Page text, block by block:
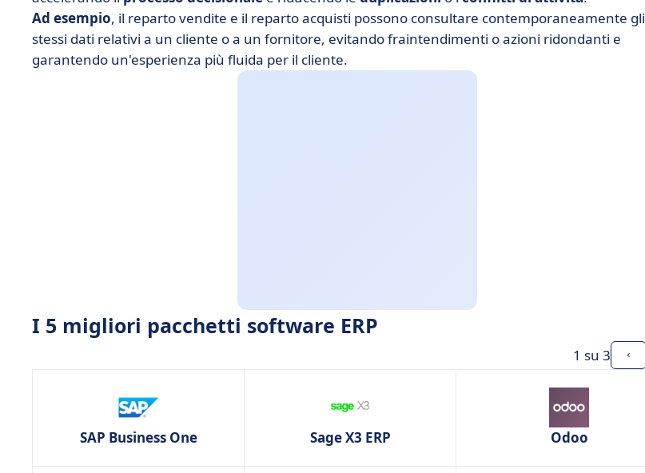
Ad esempio, il reparto vendite e il reparto acquisti possono consultare contemporaneamente gli
stessi dati relativi a un cliente o a un fornitore, evitando fraintendimenti o azioni ridondanti e
garantendo un'esperienza più fluida per il cliente.
I 5 migliori pacchetti software ERP
1 su 3
SAP Business One Sage X3 ERP Odoo